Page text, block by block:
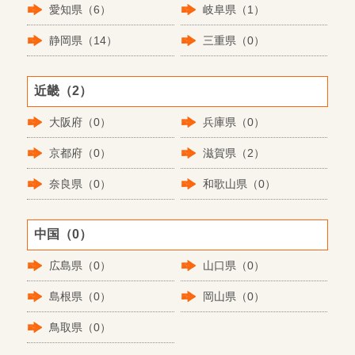
愛知県（6） 岐阜県（1）
静岡県（14） 三重県（0）
近畿（2）
大阪府（0） 兵庫県（0）
京都府（0） 滋賀県（2）
奈良県（0） 和歌山県（0）
中国（0）
広島県（0） 山口県（0）
島根県（0） 岡山県（0）
鳥取県（0）